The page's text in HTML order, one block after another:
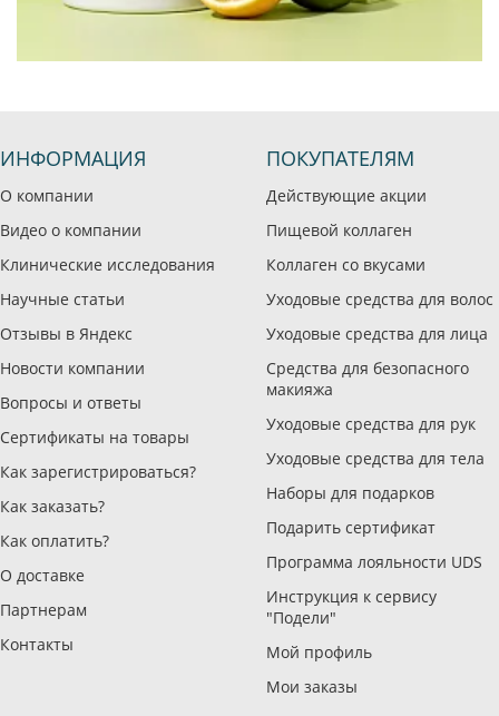
ИНФОРМАЦИЯ
О компании
Видео о компании
Клинические исследования
Научные статьи
Отзывы в Яндекс
Новости компании
Вопросы и ответы
Сертификаты на товары
Как зарегистрироваться?
Как заказать?
Как оплатить?
О доставке
Партнерам
Контакты
ПОКУПАТЕЛЯМ
Действующие акции
Пищевой коллаген
Коллаген со вкусами
Уходовые средства для волос
Уходовые средства для лица
Средства для безопасного
макияжа
Уходовые средства для рук
Уходовые средства для тела
Наборы для подарков
Подарить сертификат
Программа лояльности UDS
Инструкция к сервису
"Подели"
Мой профиль
Мои заказы